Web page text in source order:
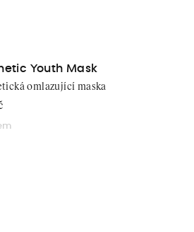
Youth Mask
omlazující maska